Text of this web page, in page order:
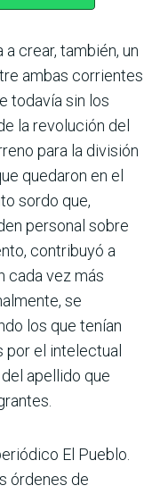
crear, también, un
ambas corrientes
todavía sin los
la revolución del
para la división
quedaron en el
sordo que,
personal sobre
contribuyó a
cada vez más
se
los que tenían
por el intelectual
apellido que
El Pueblo.
órdenes de